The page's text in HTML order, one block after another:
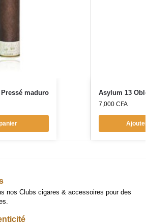
maduro Asylum 13
7,000 CFA
nos Clubs cigares & accessoires pour des